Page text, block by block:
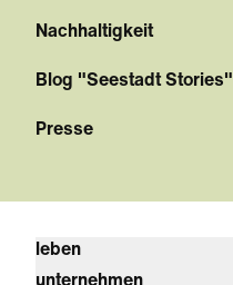
Nachhaltigkeit
Blog "Seestadt Stories"
Presse
leben